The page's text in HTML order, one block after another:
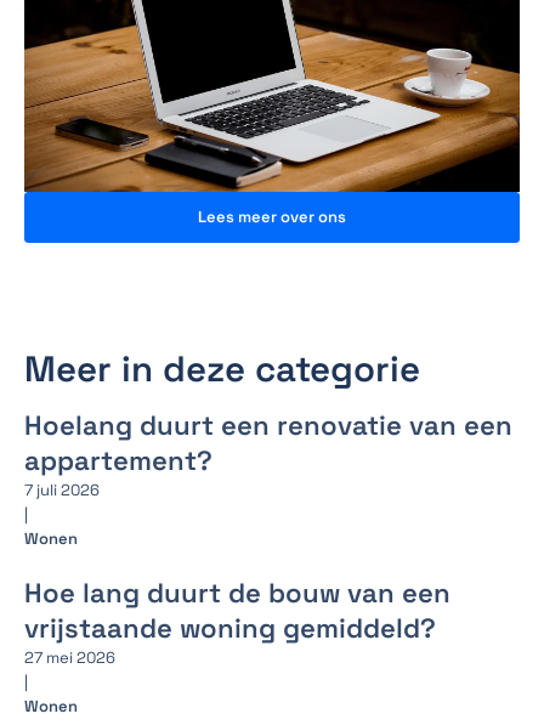
Lees meer over ons
Meer in deze categorie
Hoelang duurt een renovatie van een
appartement?
7 juli 2026
|
Wonen
Hoe lang duurt de bouw van een
vrijstaande woning gemiddeld?
27 mei 2026
|
Wonen